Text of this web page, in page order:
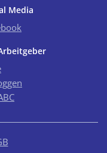
Media